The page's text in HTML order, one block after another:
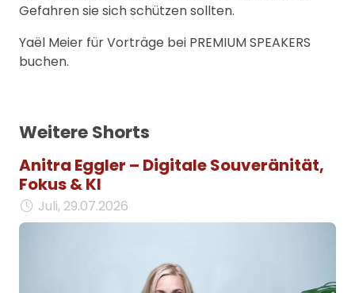
Gefahren sie sich schützen sollten.
Yaël Meier für Vorträge bei PREMIUM SPEAKERS
buchen.
Weitere Shorts
Anitra Eggler – Digitale Souveränität,
Fokus & KI
Juli, 29.07.2026